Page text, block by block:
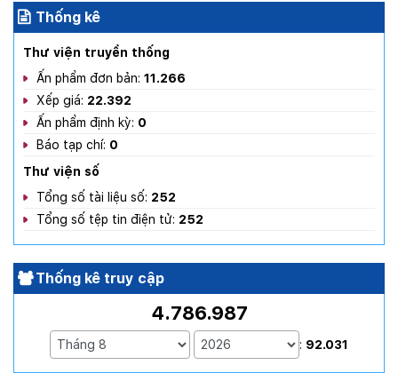
Thống kê
Thư viện truyền thống
Ấn phẩm đơn bản: 11.266
Xếp giá: 22.392
Ấn phẩm định kỳ: 0
Báo tạp chí: 0
Thư viện số
Tổng số tài liệu số: 252
Tổng số tệp tin điện tử: 252
Thống kê truy cập
4.786.987
: 92.031